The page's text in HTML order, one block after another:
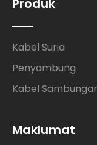
Produk
Kabel Suria
Penyambung
Kabel
Maklumat